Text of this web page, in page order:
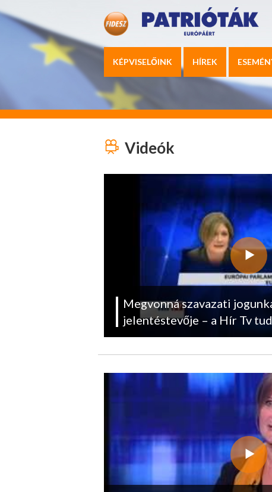
KÉPVISELŐINK HÍREK
Videók
Megvonná szavazati
jelentéstevője – a Hír Tv